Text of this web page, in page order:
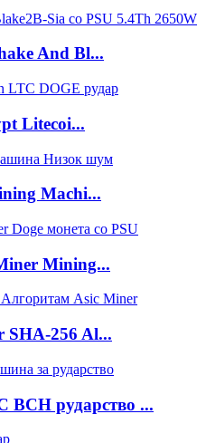
And Bl...
Litecoi...
Machi...
Mining...
SHA-256 Al...
BCH рударство ...